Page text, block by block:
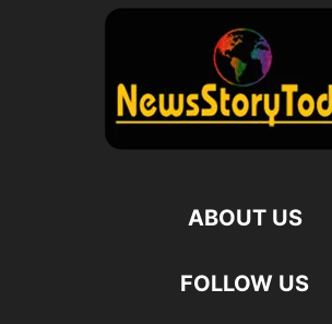
ABOUT US
FOLLOW US